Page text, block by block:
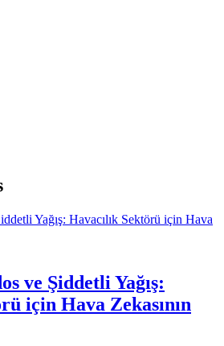
ve Şiddetli Yağış:
için Hava Zekasının